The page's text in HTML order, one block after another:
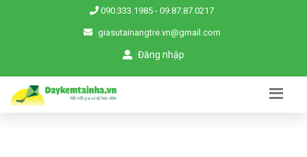
090.333.1985 - 09.87.87.0217
giasutainangtre.vn@gmail.com
Đăng nhập